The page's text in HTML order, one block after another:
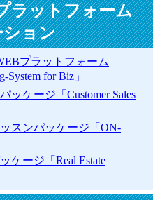
ラットフォーム
ション
プラットフォーム
System for Biz」
ッケージ「Customer Sales
スンパッケージ「ON-
ケージ「Real Estate